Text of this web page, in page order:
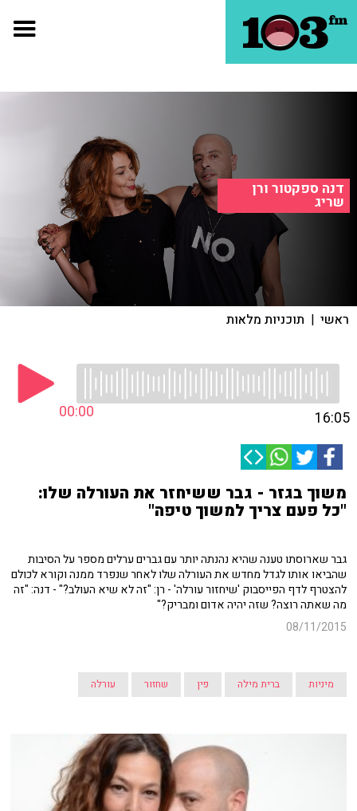
דנה ספקטור ורן
שריג
ראשי | תוכניות מלאות
00:00 16:05
משוך בגזר - גבר ששיחזר את העורלה שלו:
"כל פעם צריך למשוך טיפה"
גבר שארוסתו טענה שהיא נהנתה יותר עם גברים ערלים מספר על הסיבות
שהביאו אותו לגדל מחדש את העורלה שלו לאחר שנפרד ממנה וקורא לכולם
להצטרף לדף הפייסבוק 'שיחזור עורלה' - רן: "זה לא שיא העולב?" - דנה: "זה
מה שאתה רוצה? שזה יהיה אדום ומבריק?"
08/11/2015
מיניות ברית מילה פין שחזור עורלה